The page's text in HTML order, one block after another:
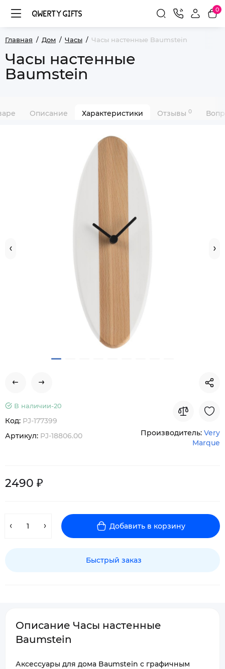
0
Главная Дом Часы Часы настенные Baumstein
Часы настенные
Baumstein
Описание Характеристики Отзывы 0
В наличии-20
Код: PJ-177399
Артикул: PJ-18806.00 Производитель: Very
Marque
2490 ₽
Добавить в корзину
Быстрый заказ
Описание Часы настенные
Baumstein
Аксессуары для дома Baumstein c графичным